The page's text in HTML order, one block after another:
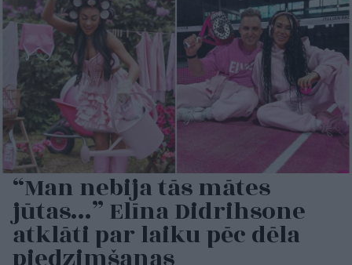
“Man nebija tās mātes
jūtas…” Elīna Didrihsone
atklāti par laiku pēc dēla